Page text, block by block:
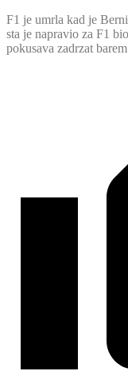
F1 je umrla kad je
sta je napravio za F1
pokusava zadrzat